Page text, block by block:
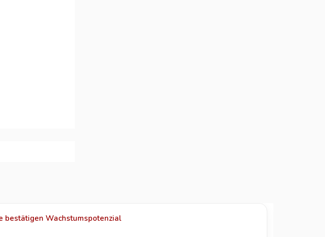
bestätigen Wachstumspotenzial